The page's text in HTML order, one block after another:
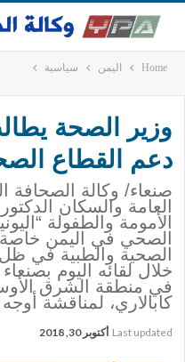
Home اليمن سياسية
وزير الصحة
دعم القطاع
صنعاء/ وكالة الصحافة
العامة والسكان
الأمومة والطفولة
الصحي في اليمن خاصة
الصحية والطبية في
خلال لقائه اليوم
في منطقة الشرق
كابالاري، لمناقشة
Last updated أكتوبر 30, 2018